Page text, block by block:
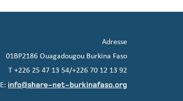
Adresse
01BP2186 Ouagadougou Burkina Faso
T +226 25 47 13 54/+226 70 12 13 92
E: info@share-net-burkinafaso.org